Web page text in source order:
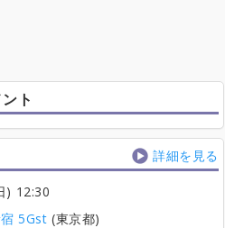
ト
詳細を見る
) 12:30
5Gst (東京都)